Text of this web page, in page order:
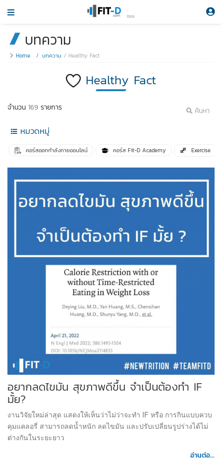
Beta
บทความ
Home บทความ Healthy Fact
Healthy Fact
จำนวน 169 รายการ ค้นหา
อยากลดไขมัน สุขภาพดีขึ้น จำเป็นต้องทำ IF
มั้ย?
งานวิจัยใหม่ล่าสุด แสดงให้เห็นว่าไม่ว่าจะทำ IF หรือ การกินแบบควบ
คุมแคลอรี่ สามารถลดน้ำหนัก ลดไขมัน และปรับเปลี่ยนรูปร่างได้ไม่
ต่างกันในระยะยาว
อ่านต่อ...
หมวดหมู่
คอร์สออกกำลังกายออนไลน์ คอร์ส Fit-D Academy Exercise